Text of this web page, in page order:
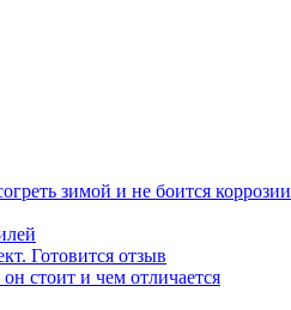
зимой и не боится коррозии
Готовится отзыв
стоит и чем отличается